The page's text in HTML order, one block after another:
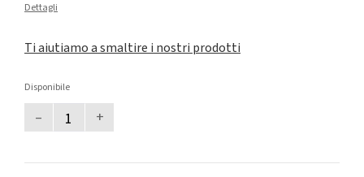
Dettagli
Ti aiutiamo a smaltire i nostri prodotti
Disponibile
– +